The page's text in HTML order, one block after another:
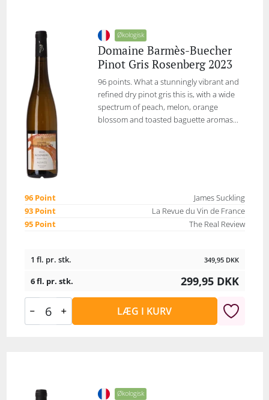
Økologisk
Domaine Barmès-Buecher
Pinot Gris Rosenberg 2023
96 points. What a stunningly vibrant and
refined dry pinot gris this is, with a wide
spectrum of peach, melon, orange
blossom and toasted baguette aromas...
96 Point
James Suckling
93 Point
La Revue du Vin de France
95 Point
The Real Review
1 fl. pr. stk. 349,95 DKK
6 fl. pr. stk. 299,95 DKK
LÆG I KURV
Økologisk